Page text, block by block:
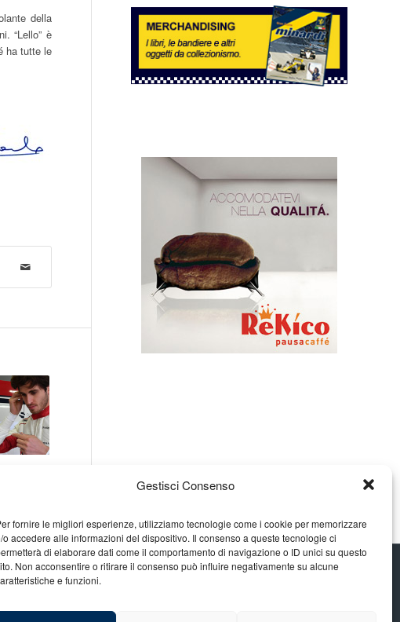
Gestisci Consenso
fornire le migliori esperienze, utilizziamo tecnologie come i cookie per memorizzare
o accedere alle informazioni del dispositivo. Il consenso a queste tecnologie ci
di elaborare dati come il comportamento di navigazione o ID unici su questo
Non acconsentire o ritirare il consenso può influire negativamente su alcune
e funzioni.
della
“Lello” è
ha tutte le